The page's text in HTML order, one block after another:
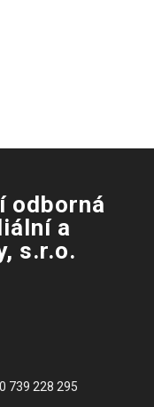
odborná
a
s.r.o.
739 228 295